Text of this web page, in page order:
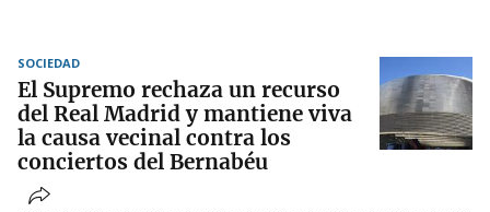
SOCIEDAD
El Supremo rechaza un recurso
del Real Madrid y mantiene viva
la causa vecinal contra los
conciertos del Bernabéu